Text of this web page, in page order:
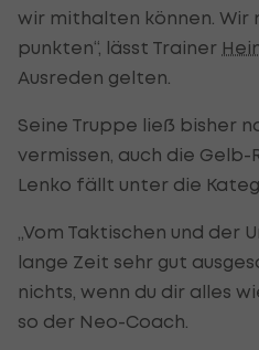
wir mithalten können. Wir
punkten“, lässt Trainer
Ausreden gelten.
Seine Truppe ließ bisher
vermissen, auch die
Lenko fällt unter die
„Vom Taktischen und der
lange Zeit sehr gut
nichts, wenn du dir alles
so der Neo-Coach.